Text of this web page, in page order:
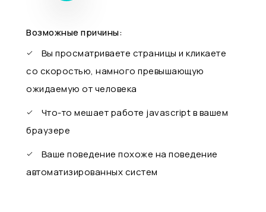
Возможные причины:
Вы просматриваете страницы и кликаете
со скоростью, намного превышающую
ожидаемую от человека
Что-то мешает работе javascript в вашем
браузере
Ваше поведение похоже на поведение
автоматизированных систем